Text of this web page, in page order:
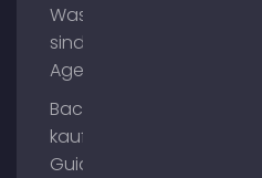
Was
sind AI
Agents?
Backlinks
kaufen
Guide